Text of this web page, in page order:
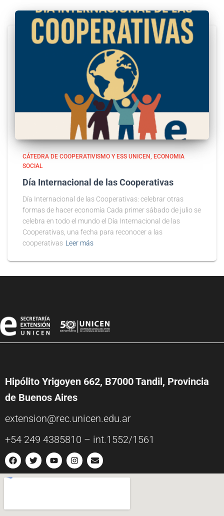
CÁTEDRA DE COOPERATIVISMO Y ESS UNICEN
ECONOMIA
SOCIAL
Día Internacional de las Cooperativas
Día Internacional de las Cooperativas: celebrar otras
formas de hacer economía Cada primer sábado de julio se
celebra en todo el mundo el Día Internacional de las
Cooperativas, una fecha para reconocer a las
cooperativas Leer más
Hipólito Yrigoyen 662, B7000 Tandil, Provincia
de Buenos Aires
extension@rec.unicen.edu.ar
+54 249 4385810 – int.1552/1561